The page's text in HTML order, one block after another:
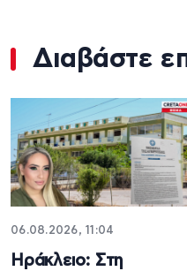
Διαβάστε
06.08.2026, 11:04
Ηράκλειο: Στη